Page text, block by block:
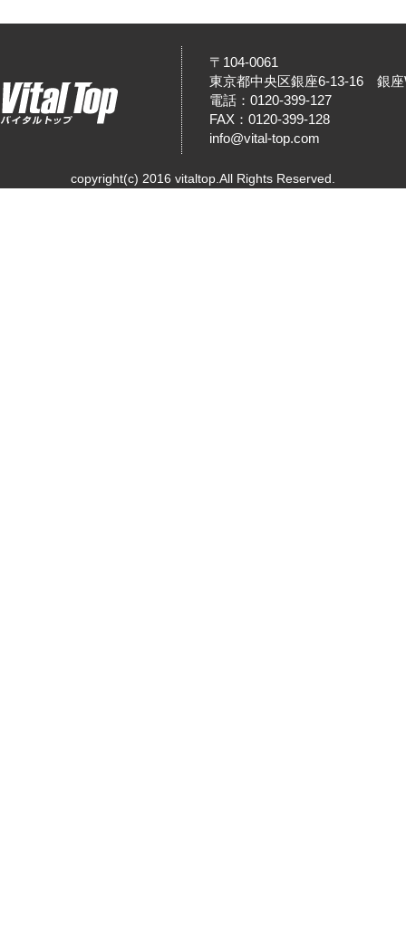
〒104-0061
東京都中央区銀座6-13-16 銀座
電話：0120-399-127
FAX：0120-399-128
info@vital-top.com
copyright(c) 2016 vitaltop.All Rights Reserved.